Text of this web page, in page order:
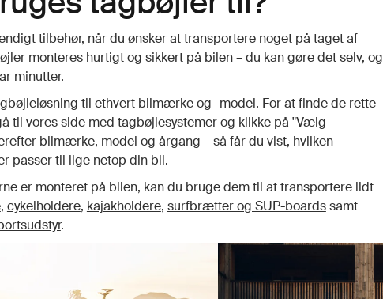
tilbehør, når du ønsker at transportere noget på taget af
monteres hurtigt og sikkert på bilen – du kan gøre det selv, og
minutter.
til ethvert bilmærke og -model. For at finde de rette
til vores side med tagbøjlesystemer og klikke på "Vælg
bilmærke, model og årgang – så får du vist, hvilken
passer til lige netop din bil.
er monteret på bilen, kan du bruge dem til at transportere lidt
, cykelholdere, kajakholdere, surfbrætter og SUP-boardssamt
.